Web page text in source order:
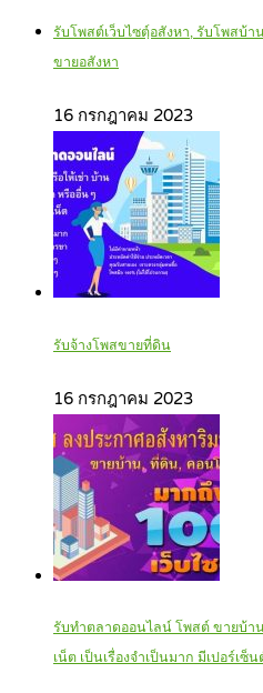
รับโพสต์เว็บไซตฺ์อสังหา, รับโพสบ้
ขายอสังหา
16 กรกฎาคม 2023
รับจ้างโพสขายที่ดิน
16 กรกฎาคม 2023
รับทำตลาดออนไลน์ โพสต์ ขายบ้า
เน็ต เป็นเรื่องจำเป็นมาก มีเปอร์เซ็